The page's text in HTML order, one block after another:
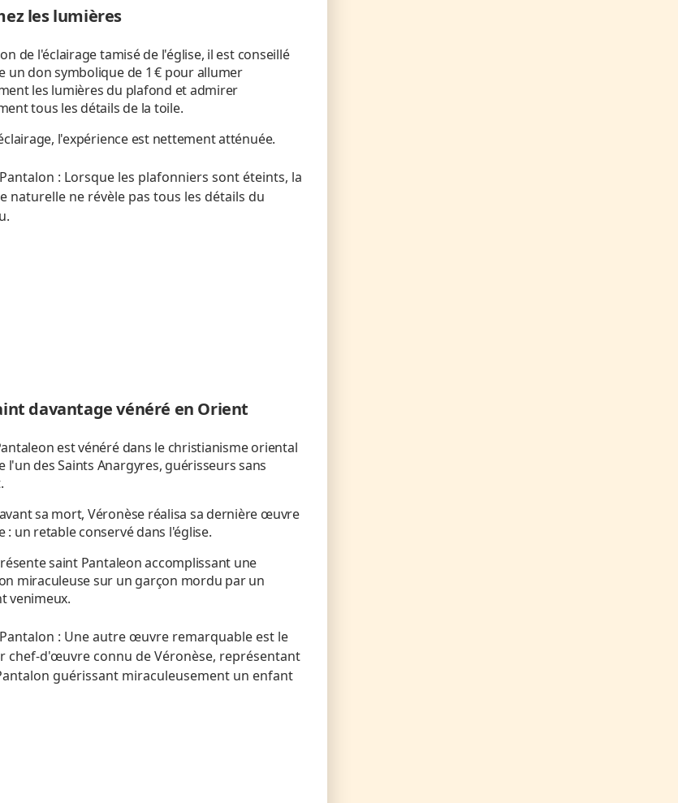
les lumières
de l'éclairage tamisé de l'église, il est conseillé
un don symbolique de 1 € pour allumer
les lumières du plafond et admirer
tous les détails de la toile.
l'expérience est nettement atténuée.
davantage vénéré en Orient
est vénéré dans le christianisme oriental
l'un des Saints Anargyres, guérisseurs sans
sa mort, Véronèse réalisa sa dernière œuvre
: un retable conservé dans l'église.
saint Pantaleon accomplissant une
miraculeuse sur un garçon mordu par un
venimeux.